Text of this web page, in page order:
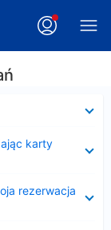
karty
rezerwacja